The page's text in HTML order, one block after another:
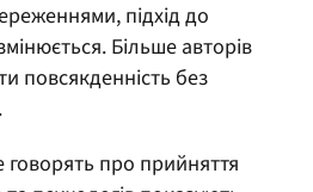
підхід до
Більше авторів
повсякденність без
говорять про прийняття